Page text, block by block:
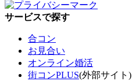
サービスで探す
合コン
お見合い
オンライン婚活
街コンPLUS(外部サイト)